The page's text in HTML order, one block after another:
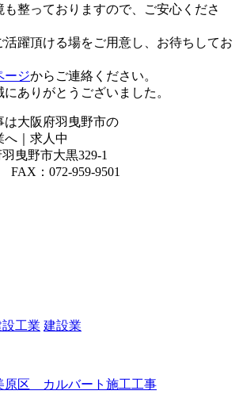
整っておりますので、ご安心くださ
躍頂ける場をご用意し、お待ちしてお
ージからご連絡ください。
ありがとうございました。
は大阪府羽曳野市の
へ｜求人中
曳野市大黒329-1
FAX：072-959-9501
工業 建設業